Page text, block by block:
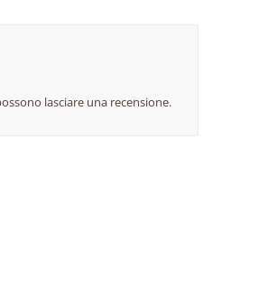
lasciare una recensione.